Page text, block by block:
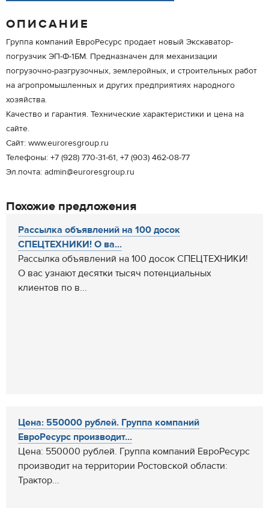
ОПИСАНИЕ
Группа компаний ЕвроРесурс продает новый Экскаватор-
погрузчик ЭП-Ф-1БМ. Предназначен для механизации
погрузочно-разгрузочных, землеройных, и строительных работ
на агропромышленных и других предприятиях народного
хозяйства.
Качество и гарантия. Технические характеристики и цена на
сайте.
Сайт: www.euroresgroup.ru
Телефоны: +7 (928) 770-31-61, +7 (903) 462-08-77
Эл.почта: admin@euroresgroup.ru
Похожие предложения
Рассылка объявлений на 100 досок
СПЕЦТЕХНИКИ! О ва...
Рассылка объявлений на 100 досок СПЕЦТЕХНИКИ!
О вас узнают десятки тысяч потенциальных
клиентов по в...
Цена: 550000 рублей. Группа компаний
ЕвроРесурс производит...
Цена: 550000 рублей. Группа компаний ЕвроРесурс
производит на территории Ростовской области:
Трактор...